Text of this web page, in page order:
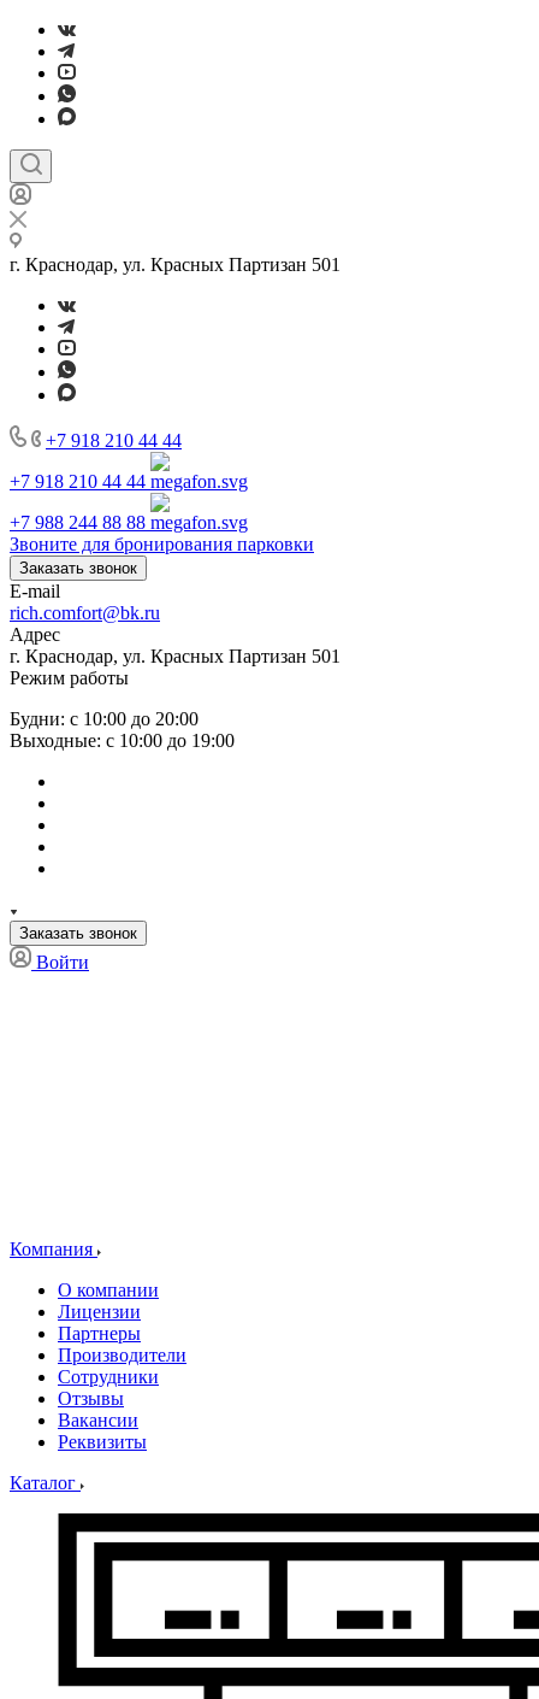
г. Краснодар, ул. Красных Партизан 501
+7 918 210 44 44
+7 918 210 44 44
+7 988 244 88 88
Звоните для бронирования парковки
Заказать звонок
E-mail
rich.comfort@bk.ru
Адрес
г. Краснодар, ул. Красных Партизан 501
Режим работы
Будни: с 10:00 до 20:00
Выходные: с 10:00 до 19:00
Заказать звонок
Войти
Компания
О компании
Лицензии
Партнеры
Производители
Сотрудники
Отзывы
Вакансии
Реквизиты
Каталог